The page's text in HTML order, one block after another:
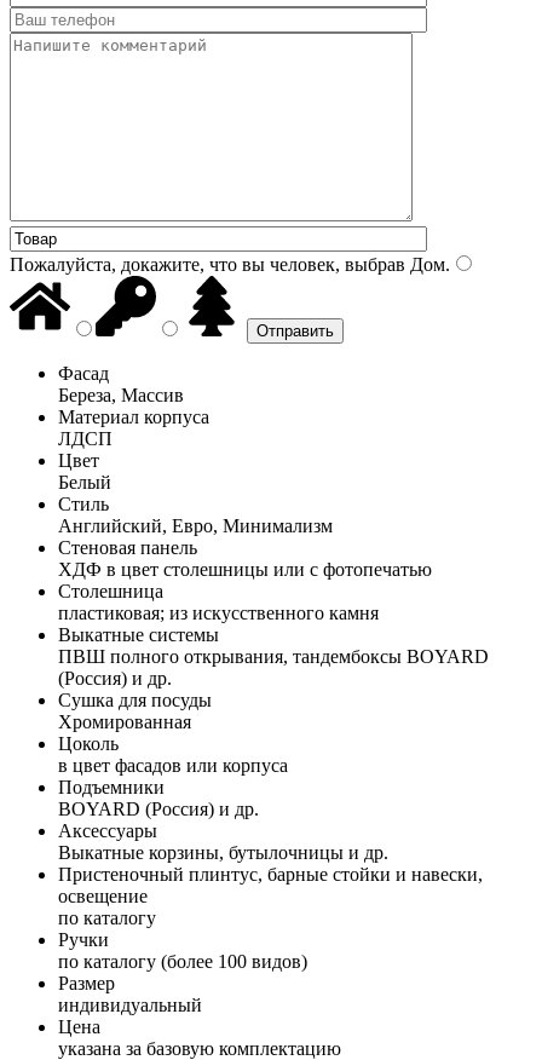
Пожалуйста, докажите, что вы человек, выбрав Дом.
Фасад
Береза, Массив
Материал корпуса
ЛДСП
Цвет
Белый
Стиль
Английский, Евро, Минимализм
Стеновая панель
ХДФ в цвет столешницы или с фотопечатью
Столешница
пластиковая; из искусственного камня
Выкатные системы
ПВШ полного открывания, тандембоксы BOYARD
(Россия) и др.
Сушка для посуды
Хромированная
Цоколь
в цвет фасадов или корпуса
Подъемники
BOYARD (Россия) и др.
Аксессуары
Выкатные корзины, бутылочницы и др.
Пристеночный плинтус, барные стойки и навески,
освещение
по каталогу
Ручки
по каталогу (более 100 видов)
Размер
индивидуальный
Цена
указана за базовую комплектацию